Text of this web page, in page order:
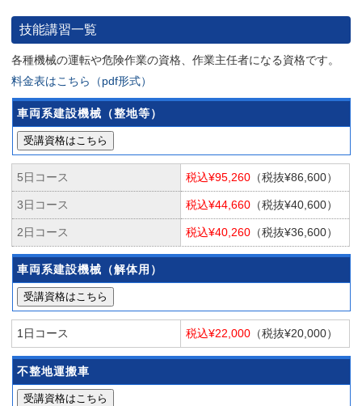
技能講習一覧
各種機械の運転や危険作業の資格、作業主任者になる資格です。
料金表はこちら（pdf形式）
車両系建設機械（整地等）
受講資格はこちら
5日コース 税込¥95,260 （税抜¥86,600）
3日コース 税込¥44,660 （税抜¥40,600）
2日コース 税込¥40,260 （税抜¥36,600）
車両系建設機械（解体用）
受講資格はこちら
1日コース 税込¥22,000 （税抜¥20,000）
不整地運搬車
受講資格はこちら